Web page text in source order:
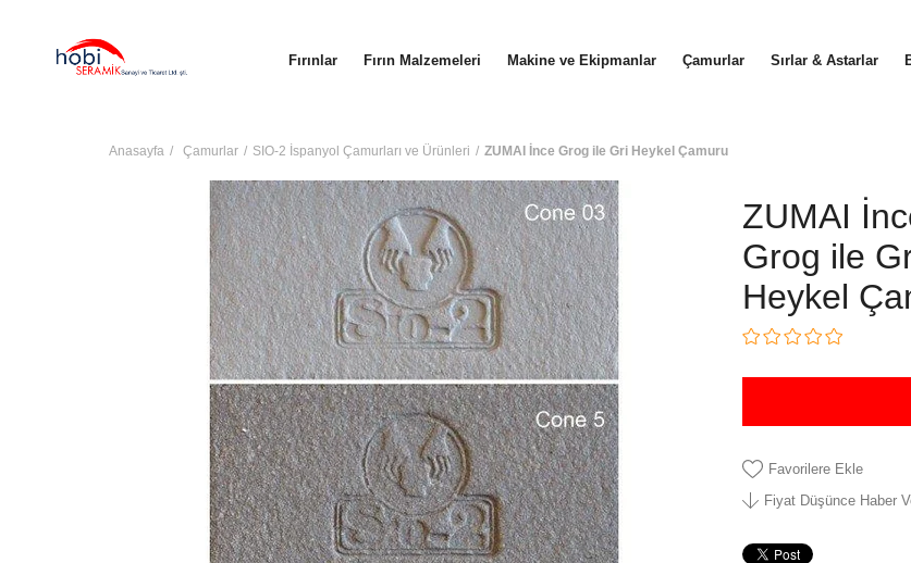
Fırınlar Fırın Malzemeleri Makine ve Ekipmanlar Çamurlar Sırlar & Astarlar
Anasayfa Çamurlar SIO-2 İspanyol Çamurları ve Ürünleri ZUMAI İnce Grog ile Gri Heykel Çamuru
ZUMAI
Grog ile
Heykel
Favorilere Ekle
Fiyat Düşünce Haber